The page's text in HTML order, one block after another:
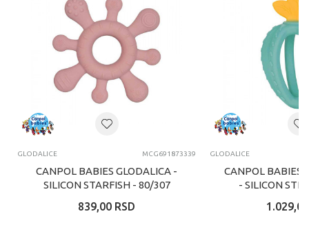
GLODALICE MCG691873339
CANPOL BABIES GLODALICA -
SILICON STARFISH - 80/307
839,00 RSD
GLODALICE
CANPOL BABIES
- SILICON
1.029,00